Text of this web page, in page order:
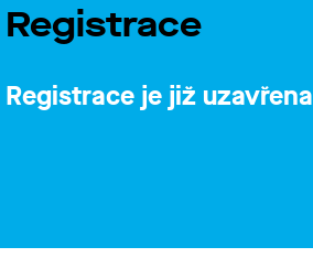
Registrace
Registrace je již uzavřena